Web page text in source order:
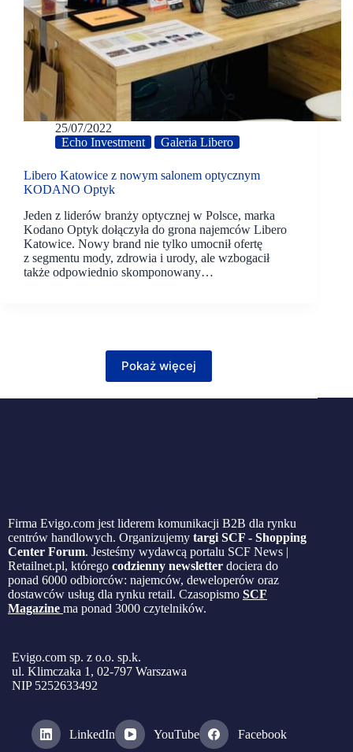
25/07/2022
Echo Investment
Galeria Libero
Libero Katowice z nowym salonem optycznym
KODANO Optyk
Jeden z liderów branży optycznej w Polsce, marka
Kodano Optyk dołączyła do grona najemców Libero
Katowice. Nowy brand nie tylko umocnił ofertę
z segmentu mody, zdrowia i urody, ale wzbogacił
także odpowiednio skomponowany…
Pokaż więcej
Firma Evigo.com jest liderem komunikacji B2B dla rynku
centrów handlowych. Organizujemy targi SCF - Shopping
Center Forum. Jesteśmy wydawcą portalu SCF News |
Retailnet.pl, którego codzienny newsletter dociera do
ponad 6000 odbiorców: najemców, deweloperów oraz
dostawców usług dla rynku retail. Czasopismo SCF
Magazine ma ponad 3000 czytelników.
Evigo.com sp. z o.o. sp.k.
ul. Klimczaka 1, 02-797 Warszawa
NIP 5252633492
LinkedIn YouTube Facebook